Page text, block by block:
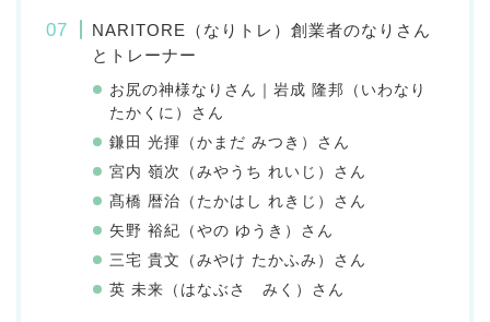
NARITORE（なりトレ）創業者のなりさん
とトレーナー
お尻の神様なりさん｜岩成 隆邦（いわなり
たかくに）さん
鎌田 光揮（かまだ みつき）さん
宮内 嶺次（みやうち れいじ）さん
髙橋 暦治（たかはし れきじ）さん
矢野 裕紀（やの ゆうき）さん
三宅 貴文（みやけ たかふみ）さん
英 未来（はなぶさ みく）さん